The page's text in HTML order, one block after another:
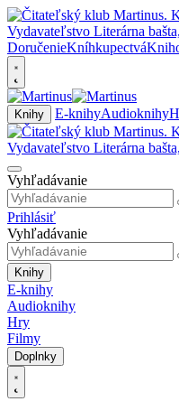
DoručenieKníhkupectvá
Knihy E-knihyAudioknihy
Vyhľadávanie
Prihlásiť
Vyhľadávanie
Knihy
E-knihy
Audioknihy
Hry
Filmy
Doplnky